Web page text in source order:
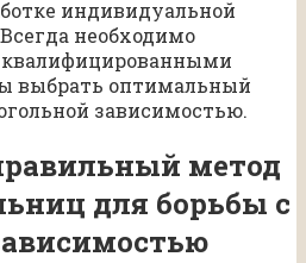
индивидуальной
необходимо
квалифицированными
выбрать оптимальный
зависимостью.
метод
для борьбы с